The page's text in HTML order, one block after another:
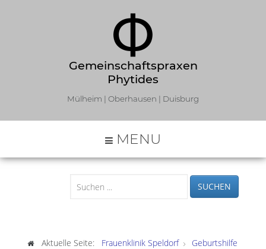
Gemeinschaftspraxen
Phytides
Mülheim | Oberhausen | Duisburg
MENU
SUCHEN
Aktuelle Seite: Frauenklinik Speldorf
Geburtshilfe